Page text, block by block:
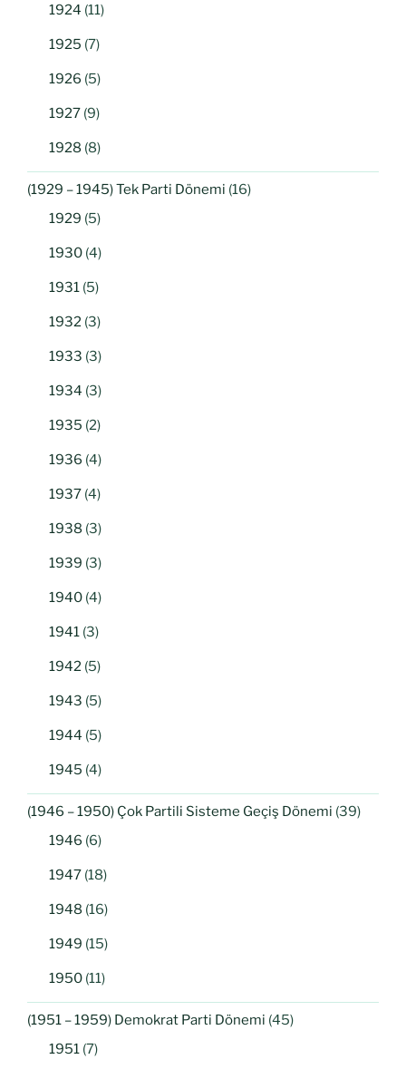
1924 (11)
1925 (7)
1926 (5)
1927 (9)
1928 (8)
(1929 – 1945) Tek Parti Dönemi (16)
1929 (5)
1930 (4)
1931 (5)
1932 (3)
1933 (3)
1934 (3)
1935 (2)
1936 (4)
1937 (4)
1938 (3)
1939 (3)
1940 (4)
1941 (3)
1942 (5)
1943 (5)
1944 (5)
1945 (4)
(1946 – 1950) Çok Partili Sisteme Geçiş Dönemi (39)
1946 (6)
1947 (18)
1948 (16)
1949 (15)
1950 (11)
(1951 – 1959) Demokrat Parti Dönemi (45)
1951 (7)